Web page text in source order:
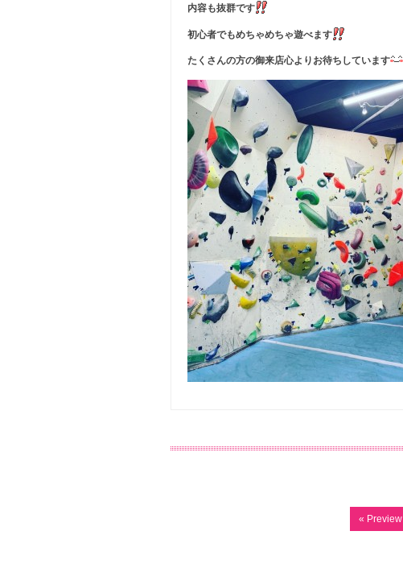
内容も抜群です
初心者でもめちゃめちゃ遊べます
たくさんの方の御来店心よりお待ちしています
« Preview